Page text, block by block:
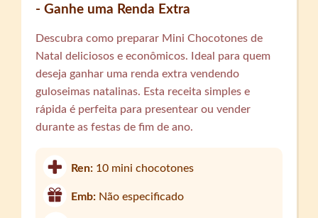
- Ganhe uma Renda Extra
Descubra como preparar Mini Chocotones de
Natal deliciosos e econômicos. Ideal para quem
deseja ganhar uma renda extra vendendo
guloseimas natalinas. Esta receita simples e
rápida é perfeita para presentear ou vender
durante as festas de fim de ano.
Ren: 10 mini chocotones
Emb: Não especificado